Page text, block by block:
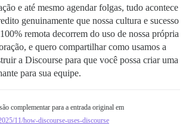
e até mesmo agendar folgas, tudo acontece
genuinamente que nossa cultura e sucesso
remota decorrem do uso de nossa própria
e quero compartilhar como usamos a
a Discourse para que você possa criar uma
para sua equipe.
complementar para a entrada original em
11/how-discourse-uses-discourse